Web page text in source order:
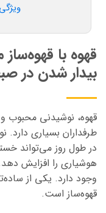
قهوه با
بیدار شدن در
قهوه، نوشیدنی محبوب و
طرفداران بسیاری دارد.
در طول روز می‌تواند
هوشیاری را افزایش
وجود دارد. یکی از
قهوه‌ساز است.